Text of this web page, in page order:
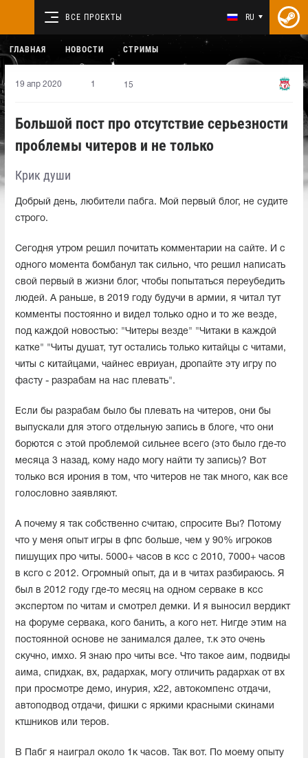
ВСЕ ПРОЕКТЫ RU
ГЛАВНАЯ НОВОСТИ СТРИМЫ
19 апр 2020 1 15
Большой пост про отсутствие серьезности
проблемы читеров и не только
Крик души
Добрый день, любители пабга. Мой первый блог, не судите
строго.
Сегодня утром решил почитать комментарии на сайте. И с
одного момента бомбанул так сильно, что решил написать
свой первый в жизни блог, чтобы попытаться переубедить
людей. А раньше, в 2019 году будучи в армии, я читал тут
комменты постоянно и видел только одно и то же везде,
под каждой новостью: "Читеры везде" "Читаки в каждой
катке" "Читы душат, тут остались только китайцы с читами,
читы с китайцами, чайнес евриуан, дропайте эту игру по
фасту - разрабам на нас плевать".
Если бы разрабам было бы плевать на читеров, они бы
выпускали для этого отдельную запись в блоге, что они
борются с этой проблемой сильнее всего (это было где-то
месяца 3 назад, кому надо могу найти ту запись)? Вот
только вся ирония в том, что читеров не так много, как все
голословно заявляют.
А почему я так собственно считаю, спросите Вы? Потому
что у меня опыт игры в фпс больше, чем у 90% игроков
пишущих про читы. 5000+ часов в ксс с 2010, 7000+ часов
в ксго с 2012. Огромный опыт, да и в читах разбираюсь. Я
был в 2012 году где-то месяц на одном серваке в ксс
экспертом по читам и смотрел демки. И я выносил вердикт
на форуме сервака, кого банить, а кого нет. Нигде этим на
постоянной основе не занимался далее, т.к это очень
скучно, имхо. Я знаю про читы все. Что такое аим, подвиды
аима, спидхак, вх, радархак, могу отличить радархак от вх
при просмотре демо, инурия, х22, автокомпенс отдачи,
автоподвод отдачи, фишки с яркими красными скинами
ктшников или теров.
В Пабг я наиграл около 1к часов. Так вот. По моему опыту